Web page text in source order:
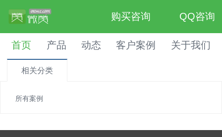
购买咨询 QQ咨询
首页 产品 动态 客户案例 关于我们
相关分类
所有案例